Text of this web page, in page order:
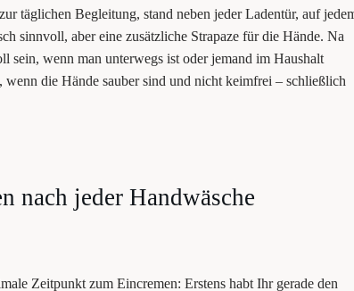
täg­li­chen Beglei­tung, stand neben jeder Laden­tür, auf
sinn­voll, aber eine zusätz­li­che Stra­pa­ze für die Hän­de. Na
sein, wenn man unter­wegs ist oder jemand im Haus­halt
wenn die Hän­de sau­ber sind und nicht keim­frei – schließ­lich
nach jeder Handwäsche
Zeit­punkt zum Ein­cre­men: Ers­tens habt Ihr gera­de den